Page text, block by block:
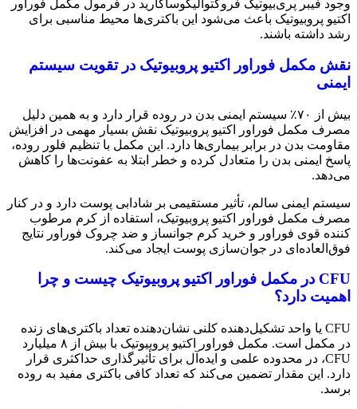
وجود فیبر پری‌بیوتیک فروکتوالیگوساکارید در فرمول مکمل فوراور
اکتیو پروبیوتیک باعث می‌شود این باکتری‌ها محیط مناسبی برای
رشد داشته باشند.
نقش مکمل فوراور اکتیو پروبیوتیک در تقویت سیستم
ایمنی
بیش از ۷۰٪ سیستم ایمنی بدن در روده قرار دارد و به همین دلیل
مصرف مکمل فوراور اکتیو پروبیوتیک نقش بسیار مهمی در افزایش
مقاومت بدن در برابر بیماری‌ها دارد. این مکمل با تنظیم فلور روده،
پاسخ ایمنی بدن را متعادل کرده و خطر ابتلا به عفونت‌ها را کاهش
می‌دهد.
سیستم ایمنی سالم، تأثیر مستقیمی بر شادابی پوست دارد و در کنار
مصرف مکمل فوراور اکتیو پروبیوتیک، استفاده از کرم مرطوب
کننده قوی فوراور و خرید کرم جوانساز و ضد چروک فوراور نتایج
فوق‌العاده‌ای در جوان‌سازی پوست ایجاد می‌کند.
CFU در مکمل فوراور اکتیو پروبیوتیک چیست و چرا
اهمیت دارد؟
CFU یا واحد تشکیل‌دهنده کلنی نشان‌دهنده تعداد باکتری‌های زنده
در مکمل است. مکمل فوراور اکتیو پروبیوتیک با بیش از ۸ میلیارد
CFU، در محدوده علمی و ایده‌آل برای تأثیرگذاری حداکثری قرار
دارد. این مقدار تضمین می‌کند که تعداد کافی باکتری مفید به روده
برسد.